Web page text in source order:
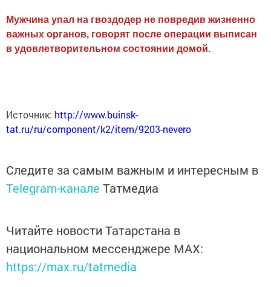
Мужчина упал на гвоздодер не повредив жизненно
важных органов, говорят после операции выписан
в удовлетворительном состоянии домой.
Источник: http://www.buinsk-
tat.ru/ru/component/k2/item/9203-nevero
Следите за самым важным и интересным в
Telegram-канале Татмедиа
Читайте новости Татарстана в
национальном мессенджере MАХ:
https://max.ru/tatmedia